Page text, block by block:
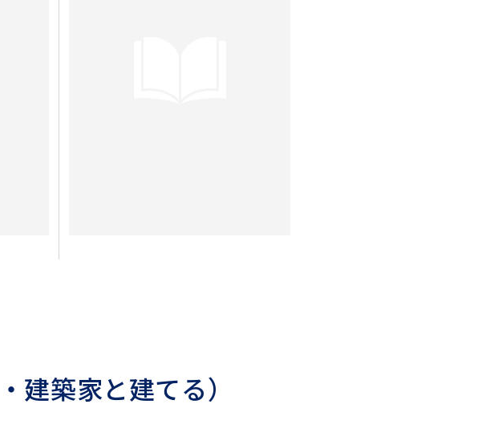
建築家と建てる）